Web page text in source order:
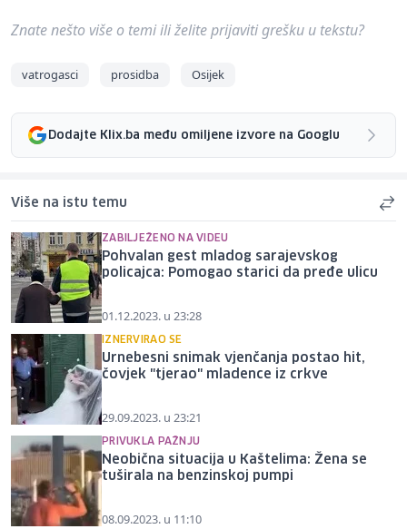
Znate nešto više o temi ili želite prijaviti grešku u tekstu?
vatrogasci prosidba Osijek
Dodajte Klix.ba među omiljene izvore na Googlu
Više na istu temu
ZABILJEŽENO NA VIDEU
Pohvalan gest mladog sarajevskog
policajca: Pomogao starici da pređe ulicu
01.12.2023. u 23:28
IZNERVIRAO SE
Urnebesni snimak vjenčanja postao hit,
čovjek "tjerao" mladence iz crkve
29.09.2023. u 23:21
PRIVUKLA PAŽNJU
Neobična situacija u Kaštelima: Žena se
tuširala na benzinskoj pumpi
08.09.2023. u 11:10